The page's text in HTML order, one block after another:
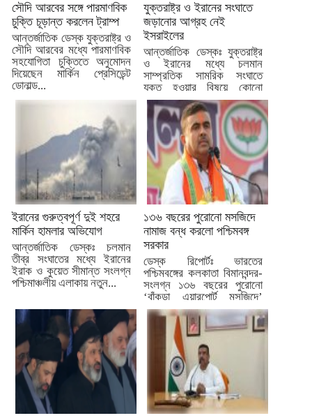
সৌদি আরবের সঙ্গে পারমাণবিক
চুক্তি চূড়ান্ত করলেন ট্রাম্প
আন্তর্জাতিক ডেস্ক যুক্তরাষ্ট্র ও
সৌদি আরবের মধ্যে পারমাণবিক
সহযোগিতা চুক্তিতে অনুমোদন
দিয়েছেন মার্কিন প্রেসিডেন্ট
ডোনাল্ড...
যুক্তরাষ্ট্র ও ইরানের সংঘাতে
জড়ানোর আগ্রহ নেই
ইসরাইলের
আন্তর্জাতিক ডেস্কঃ যুক্তরাষ্ট্র
ও ইরানের মধ্যে চলমান
সাম্প্রতিক সামরিক সংঘাতে
যুক্ত হওয়ার বিষয়ে কোনো
আগ্রহ...
ইরানের গুরুত্বপূর্ণ দুই শহরে
মার্কিন হামলার অভিযোগ
আন্তর্জাতিক ডেস্কঃ চলমান
তীব্র সংঘাতের মধ্যে ইরানের
ইরাক ও কুয়েত সীমান্ত সংলগ্ন
পশ্চিমাঞ্চলীয় এলাকায় নতুন...
১৩৬ বছরের পুরোনো মসজিদে
নামাজ বন্ধ করলো পশ্চিমবঙ্গ
সরকার
ডেস্ক রিপোর্টঃ ভারতের
পশ্চিমবঙ্গের কলকাতা বিমানবন্দর-
সংলগ্ন ১৩৬ বছরের পুরোনো
‘বাঁকড়া এয়ারপোর্ট মসজিদে’
আপাতত নামাজ আদায়...